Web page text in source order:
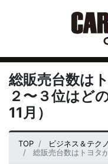
総販売台数は
２〜３位はど
11月）
TOP ビジネス＆テク
総販売台数はトヨタがトップ